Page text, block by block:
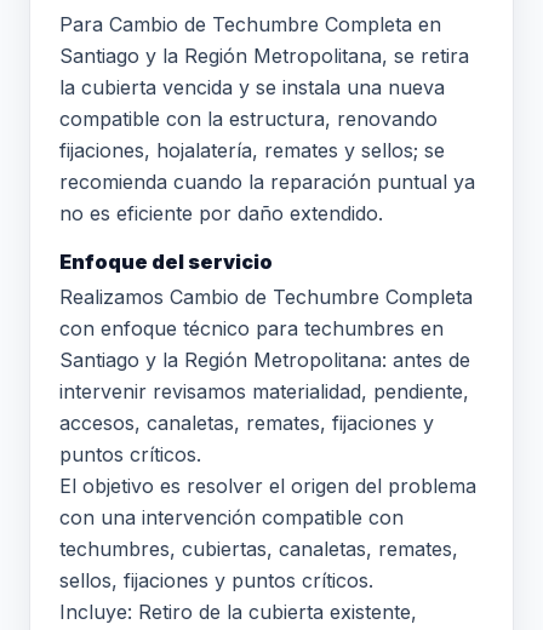
Para Cambio de Techumbre Completa en
Santiago y la Región Metropolitana, se retira
la cubierta vencida y se instala una nueva
compatible con la estructura, renovando
fijaciones, hojalatería, remates y sellos; se
recomienda cuando la reparación puntual ya
no es eficiente por daño extendido.
Enfoque del servicio
Realizamos Cambio de Techumbre Completa
con enfoque técnico para techumbres en
Santiago y la Región Metropolitana: antes de
intervenir revisamos materialidad, pendiente,
accesos, canaletas, remates, fijaciones y
puntos críticos.
El objetivo es resolver el origen del problema
con una intervención compatible con
techumbres, cubiertas, canaletas, remates,
sellos, fijaciones y puntos críticos.
Incluye: Retiro de la cubierta existente,